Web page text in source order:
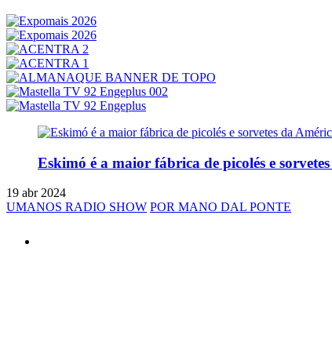
Eskimó é a maior fábrica de picolés e
19 abr 2024
UMANOS RADIO SHOW POR MANO DAL PONTE